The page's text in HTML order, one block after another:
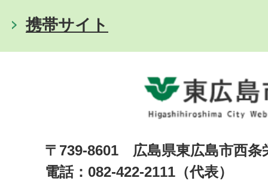
携帯サイト
〒739-8601 広島県東広島市西
電話：082-422-2111（代表）